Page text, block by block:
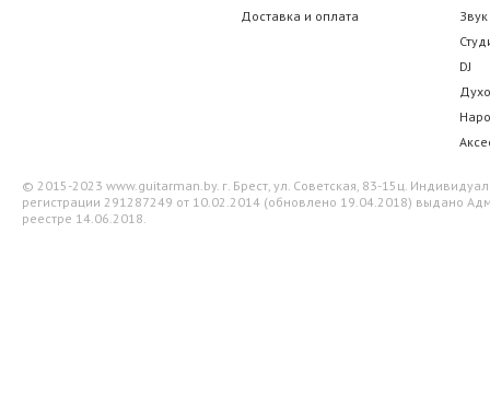
Доставка и оплата
Звук
DJ
© 2015-2023 www.guitarman.by. г. Брест, ул. Советская, 83-15ц.
регистрации 291287249 от 10.02.2014 (обновлено 19.04.2018) выдано
реестре 14.06.2018.